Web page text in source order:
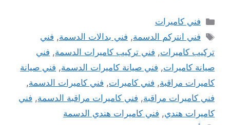
التصنيفات
فني كاميرات
الوسوم
فني انتركم الدسمة, فني بدالات الدسمة, فني
تركيب كاميرات, فني تركيب كاميرات الدسمة, فني
صيانة كاميرات, فني صيانة كاميرات الدسمة, فني صيانة
كاميرات مراقبة, فني كاميرات, فني كاميرات الدسمة,
فني كاميرات مراقبة, فني كاميرات مراقبة الدسمة, فني
كاميرات هندي, فني كاميرات هندي الدسمة